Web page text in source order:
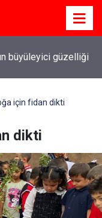
büyüleyici güzelliği
için fidan dikti
dikti